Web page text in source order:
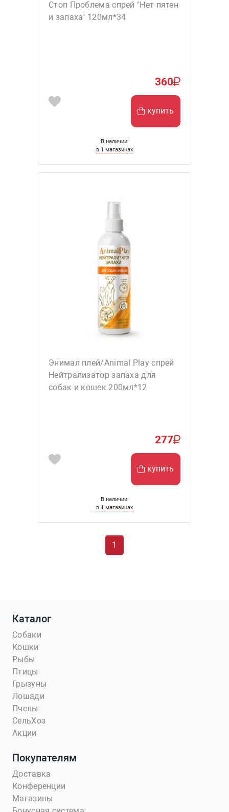
Стоп Проблема спрей "Нет пятен
и запаха" 120мл*34
360
купить
В наличии:
в 1 магазинах
Энимал плей/Animal Play спрей
Нейтрализатор запаха для
собак и кошек 200мл*12
277
купить
В наличии:
в 1 магазинах
1
Каталог
Собаки
Кошки
Рыбы
Птицы
Грызуны
Лошади
Пчелы
СельХоз
Акции
Покупателям
Доставка
Конференции
Магазины